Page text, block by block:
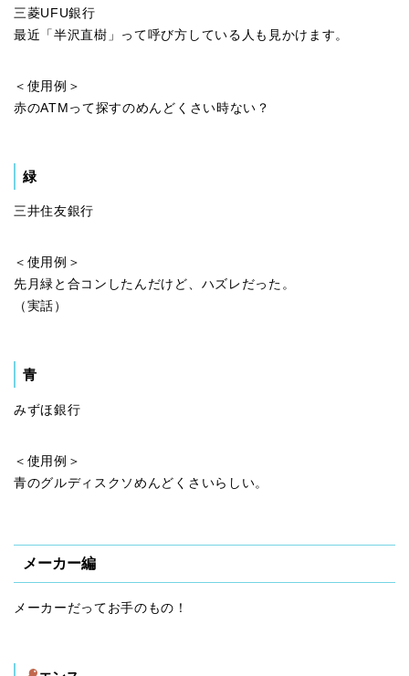
三菱UFU銀行
最近「半沢直樹」って呼び方している人も見かけます。
＜使用例＞
赤のATMって探すのめんどくさい時ない？
緑
三井住友銀行
＜使用例＞
先月緑と合コンしたんだけど、ハズレだった。
（実話）
青
みずほ銀行
＜使用例＞
青のグルディスクソめんどくさいらしい。
メーカー編
メーカーだってお手のもの！